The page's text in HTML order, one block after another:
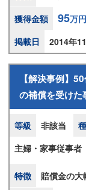
獲得金額
95万円
掲載日
2014年
【解決事例】
の補償を受けた
等級 非該当
主婦・家事従事者
特徴
賠償金の